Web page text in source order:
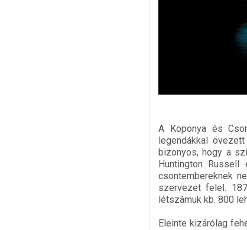
A Koponya és
legendákkal
bizonyos, hogy a
Huntington
csontembereknek
szervezet felel.
létszámuk kb. 800
Eleinte kizárólag